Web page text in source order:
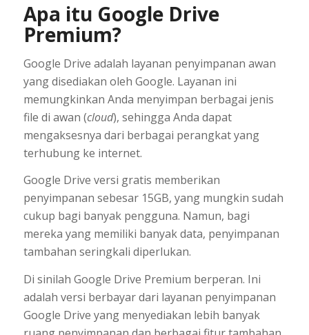
Apa itu Google Drive
Premium?
Google Drive adalah layanan penyimpanan awan
yang disediakan oleh Google. Layanan ini
memungkinkan Anda menyimpan berbagai jenis
file di awan (cloud), sehingga Anda dapat
mengaksesnya dari berbagai perangkat yang
terhubung ke internet.
Google Drive versi gratis memberikan
penyimpanan sebesar 15GB, yang mungkin sudah
cukup bagi banyak pengguna. Namun, bagi
mereka yang memiliki banyak data, penyimpanan
tambahan seringkali diperlukan.
Di sinilah Google Drive Premium berperan. Ini
adalah versi berbayar dari layanan penyimpanan
Google Drive yang menyediakan lebih banyak